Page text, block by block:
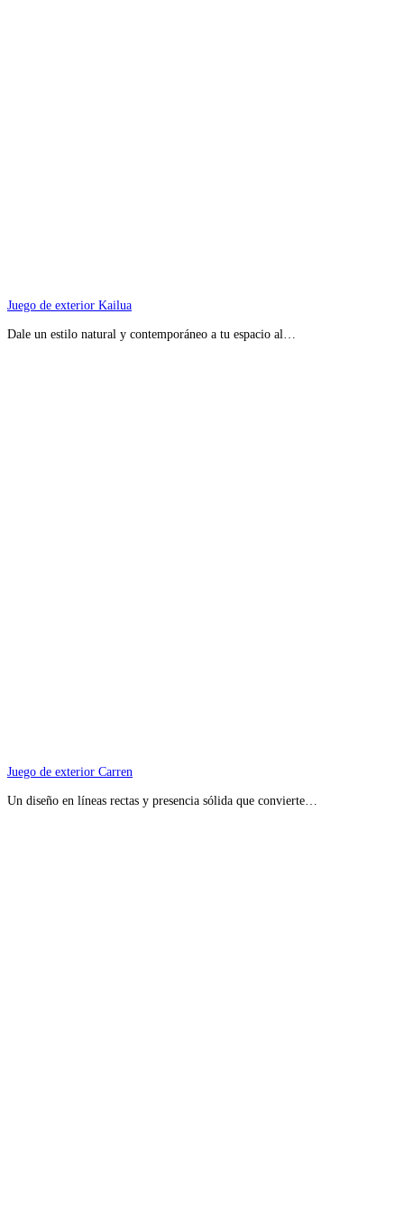
Juego de exterior Kailua
Dale un estilo natural y contemporáneo a tu espacio al…
Juego de exterior Carren
Un diseño en líneas rectas y presencia sólida que convierte…